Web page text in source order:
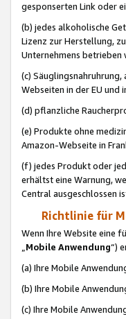
gesponserten Link oder
(b) jedes alkoholische
Lizenz zur Herstellung,
Unternehmens betrieben
(c)
Webseiten in der EU und
(d) pflanzliche
(e) Produkte ohne
Amazon-Webseite in
(f) jedes Produkt oder
erhältst eine Warnung,
Central ausgeschlossen
Richtlinie für
Wenn Ihre Website eine
„Mobile Anwendung“)
(a) Ihre Mobile
(b) Ihre Mobile
(c) Ihre Mobile